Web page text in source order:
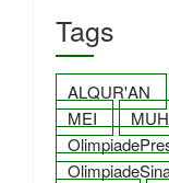
Tags
ALQUR'AN
MEI